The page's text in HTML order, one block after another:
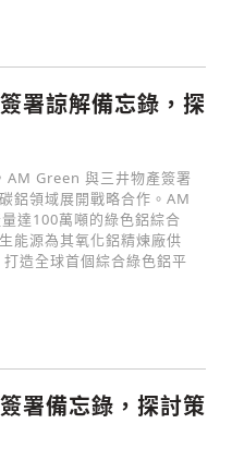
署諒解備忘錄，探
AM Green 與三井物產簽署
鋁領域展開戰略合作。AM
達100萬噸的綠色鋁綜合
能源為其氧化鋁精煉廠供
造全球首個綜合綠色鋁平
署備忘錄，探討策